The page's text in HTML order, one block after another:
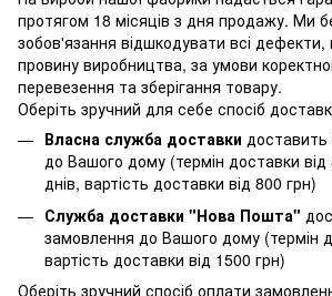
протягом 18 місяців з дня продажу. Ми
зобов'язання відшкодувати всі
провину виробництва, за умови
перевезення та зберігання товару.
Оберіть зручний для себе спосіб
Власна служба доставки
до Вашого дому (термін доставки від
днів, вартість доставки від 800 грн)
Служба доставки "Нова Пошта"
замовлення до Вашого дому (термін
вартість доставки від 1500 грн)
Оберіть зручний спосіб оплати